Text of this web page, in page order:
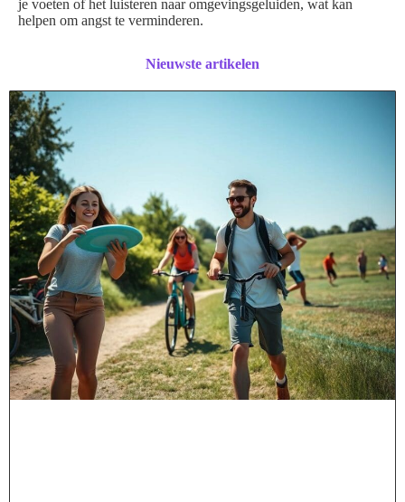
je voeten of het luisteren naar omgevingsgeluiden, wat kan
helpen om angst te verminderen.
Nieuwste artikelen